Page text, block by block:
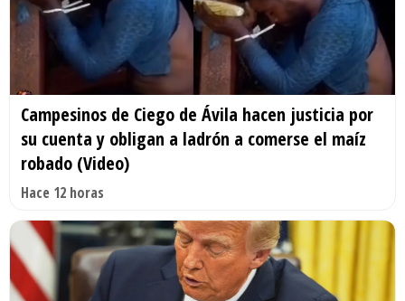
Campesinos de Ciego de Ávila hacen justicia por
su cuenta y obligan a ladrón a comerse el maíz
robado (Video)
Hace 12 horas